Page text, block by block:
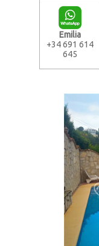
Emilia
+34 691 614
645